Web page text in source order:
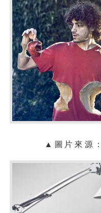
▲圖片來源：